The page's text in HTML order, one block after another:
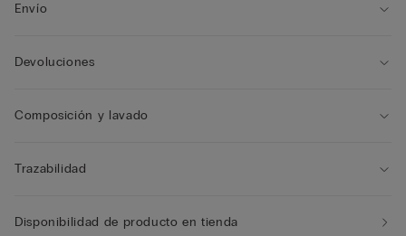
Envío
Devoluciones
Composición y lavado
Trazabilidad
Disponibilidad de producto en tienda